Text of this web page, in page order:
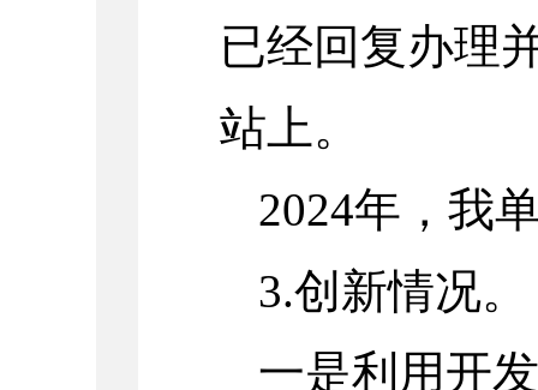
已经回复办理
站上。
2024年，我
3.创新情况。
一是利用开